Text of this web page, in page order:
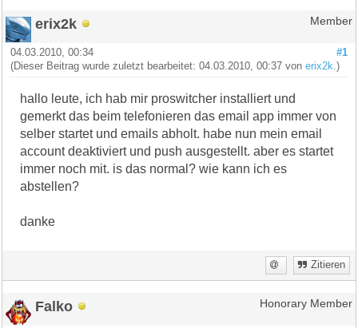
erix2k Member
#1
04.03.2010, 00:34
(Dieser Beitrag wurde zuletzt bearbeitet: 04.03.2010, 00:37 vonerix2k .)
hallo leute, ich hab mir proswitcher installiert und
gemerkt das beim telefonieren das email app immer von
selber startet und emails abholt. habe nun mein email
account deaktiviert und push ausgestellt. aber es startet
immer noch mit. is das normal? wie kann ich es
abstellen?
danke
Zitieren
Falko Honorary Member